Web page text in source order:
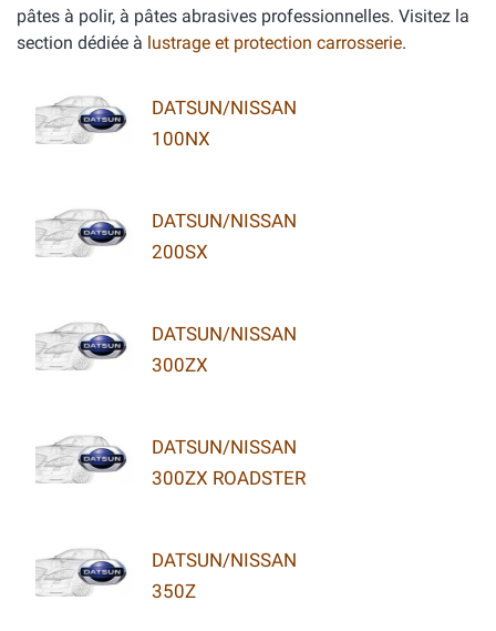
pâtes à polir, à pâtes abrasives professionnelles. Visitez la
section dédiée à lustrage et protection carrosserie.
DATSUN/NISSAN
100NX
DATSUN/NISSAN
200SX
DATSUN/NISSAN
300ZX
DATSUN/NISSAN
300ZX ROADSTER
DATSUN/NISSAN
350Z